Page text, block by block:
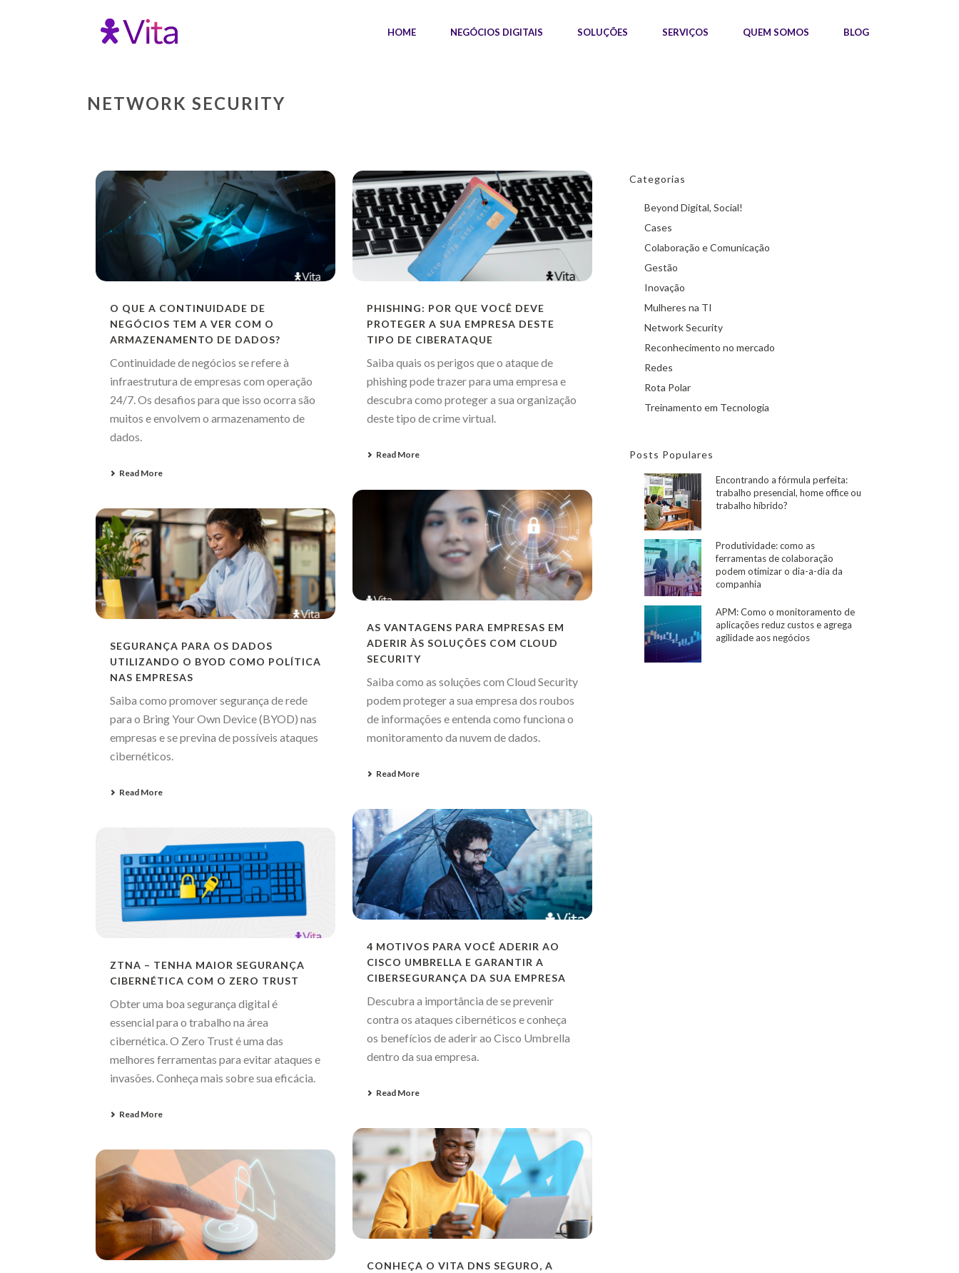
HOME NEGÓCIOS DIGITAIS SOLUÇÕES SERVIÇOS QUEM SOMOS BLOG
NETWORK SECURITY
O QUE A CONTINUIDADE DE
NEGÓCIOS TEM A VER COM O
ARMAZENAMENTO DE DADOS?
Continuidade de negócios se refere à
infraestrutura de empresas com operação
24/7. Os desafios para que isso ocorra são
muitos e envolvem o armazenamento de
dados.
Read More
PHISHING: POR QUE VOCÊ DEVE
PROTEGER A SUA EMPRESA DESTE
TIPO DE CIBERATAQUE
Saiba quais os perigos que o ataque de
phishing pode trazer para uma empresa e
descubra como proteger a sua organização
deste tipo de crime virtual.
Read More
AS VANTAGENS PARA EMPRESAS EM
ADERIR ÀS SOLUÇÕES COM CLOUD
SECURITY
Saiba como as soluções com Cloud Security
podem proteger a sua empresa dos roubos
de informações e entenda como funciona o
monitoramento da nuvem de dados.
Read More
SEGURANÇA PARA OS DADOS
UTILIZANDO O BYOD COMO POLÍTICA
NAS EMPRESAS
Saiba como promover segurança de rede
para o Bring Your Own Device (BYOD) nas
empresas e se previna de possíveis ataques
cibernéticos.
Read More
4 MOTIVOS PARA VOCÊ ADERIR AO
CISCO UMBRELLA E GARANTIR A
CIBERSEGURANÇA DA SUA EMPRESA
Descubra a importância de se prevenir
contra os ataques cibernéticos e conheça
os benefícios de aderir ao Cisco Umbrella
dentro da sua empresa.
Read More
ZTNA – TENHA MAIOR SEGURANÇA
CIBERNÉTICA COM O ZERO TRUST
Obter uma boa segurança digital é
essencial para o trabalho na área
cibernética. O Zero Trust é uma das
melhores ferramentas para evitar ataques e
invasões. Conheça mais sobre sua eficácia.
Read More
CONHEÇA O VITA DNS SEGURO, A
Categorias
Beyond Digital, Social!
Cases
Colaboração e Comunicação
Gestão
Inovação
Mulheres na TI
Network Security
Reconhecimento no mercado
Redes
Rota Polar
Treinamento em Tecnologia
Posts Populares
Encontrando a fórmula perfeita:
trabalho presencial, home office ou
trabalho híbrido?
Produtividade: como as
ferramentas de colaboração
podem otimizar o dia-a-dia da
companhia
APM: Como o monitoramento de
aplicações reduz custos e agrega
agilidade aos negócios